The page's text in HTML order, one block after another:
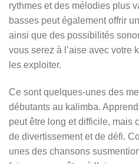
rythmes et des mélodies plus
basses peut également offrir
ainsi que des possibilités
vous serez à l’aise avec votre
les exploiter.
Ce sont quelques-unes des
débutants au kalimba.
peut être long et difficile, mais
de divertissement et de défi.
unes des chansons